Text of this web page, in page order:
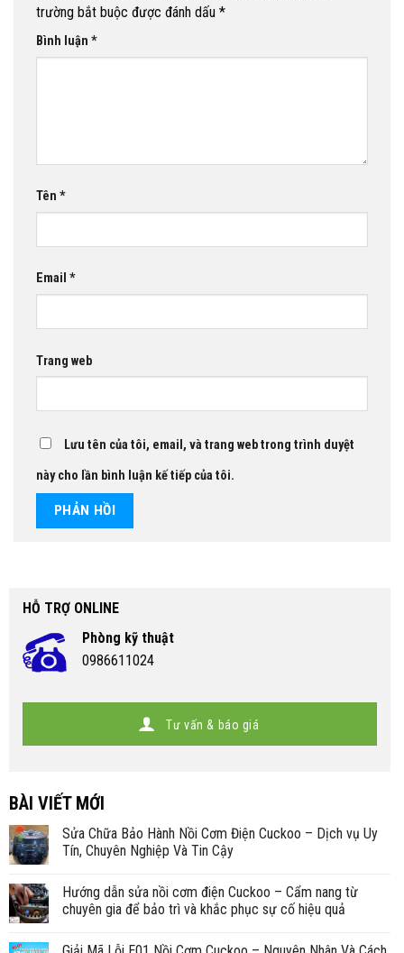
trường bắt buộc được đánh dấu *
Bình luận *
Tên *
Email *
Trang web
Lưu tên của tôi, email, và trang web trong trình duyệt
này cho lần bình luận kế tiếp của tôi.
HỖ TRỢ ONLINE
Phòng kỹ thuật
0986611024
Tư vấn & báo giá
BÀI VIẾT MỚI
Sửa Chữa Bảo Hành Nồi Cơm Điện Cuckoo – Dịch vụ Uy
Tín, Chuyên Nghiệp Và Tin Cậy
Hướng dẫn sửa nồi cơm điện Cuckoo – Cẩm nang từ
chuyên gia để bảo trì và khắc phục sự cố hiệu quả